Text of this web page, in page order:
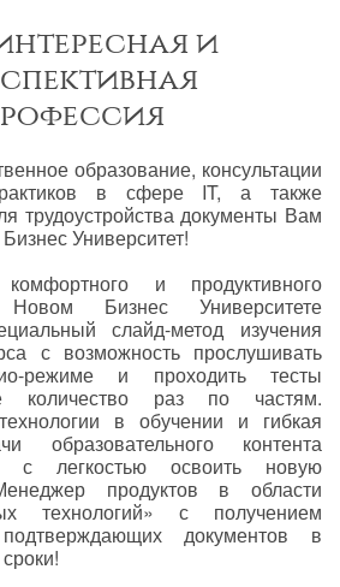
и
образование, консультации
практиков в сфере IT, а также
трудоустройства документы Вам
Университет!
и продуктивного
Бизнес Университете
слайд-метод изучения
с возможность прослушивать
режиме и проходить тесты
количество раз по частям.
в обучении и гибкая
образовательного контента
с легкостью освоить новую
продуктов в области
технологий» с получением
документов в